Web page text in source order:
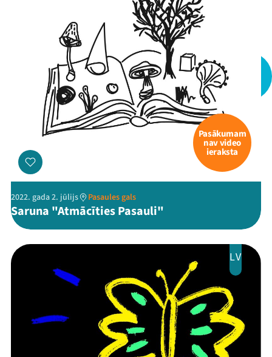
Programma
Arhīvs
Viņi bija LAMPĀ 2026
Jaunumi
Ziedo
ThreadsFacebookYoutube
X Instagram
Flick TikTok
Pasākumam
nav video
ieraksta
2022. gada 2. jūlijs Pasaules gals
Saruna "Atmācīties Pasauli"
LV